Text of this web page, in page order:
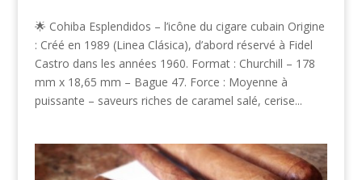
🌟 Cohiba Esplendidos – l’icône du cigare cubain Origine
: Créé en 1989 (Linea Clásica), d’abord réservé à Fidel
Castro dans les années 1960. Format : Churchill – 178
mm x 18,65 mm – Bague 47. Force : Moyenne à
puissante – saveurs riches de caramel salé, cerise...